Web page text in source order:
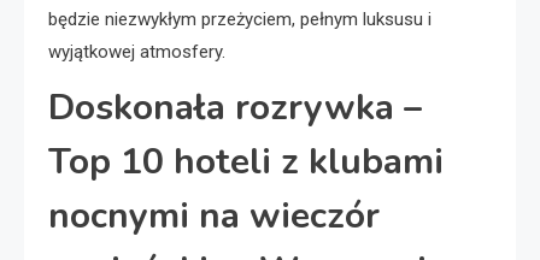
będzie niezwykłym przeżyciem, pełnym luksusu i
wyjątkowej atmosfery.
Doskonała rozrywka –
Top 10 hoteli z klubami
nocnymi na wieczór